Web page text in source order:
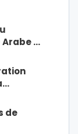
…
de